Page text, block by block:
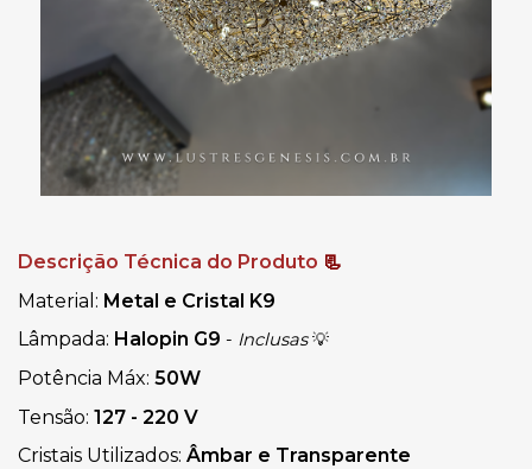
Descrição Técnica do Produto 📃
Material: Metal e Cristal K9
Lâmpada: Halopin G9 - Inclusas 💡
Potência Máx: 50W
Tensão: 127 - 220 V
Cristais Utilizados: Âmbar e Transparente